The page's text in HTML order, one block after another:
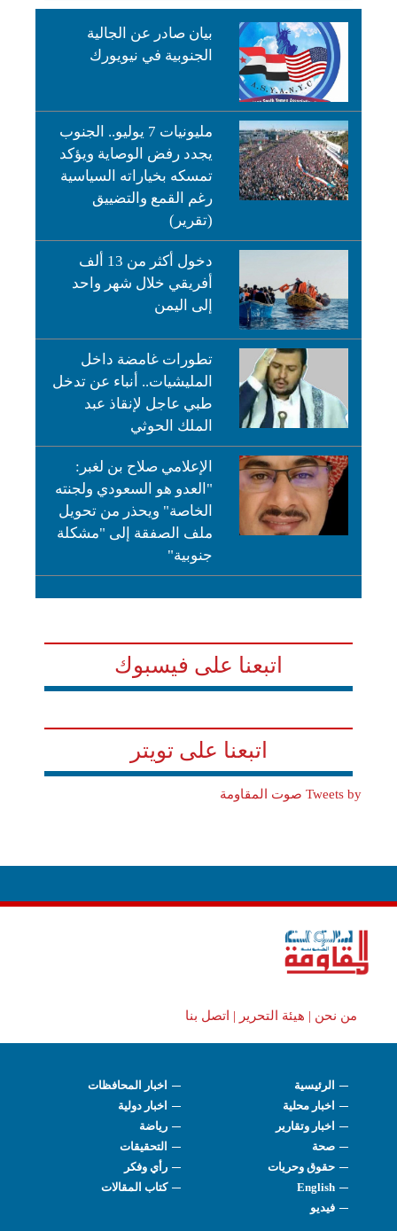
بيان صادر عن الجالية
الجنوبية في نيويورك
مليونيات 7 يوليو.. الجنوب
يجدد رفض الوصاية ويؤكد
تمسكه بخياراته السياسية
رغم القمع والتضييق
(تقرير)
دخول أكثر من 13 ألف
أفريقي خلال شهر واحد
إلى اليمن
تطورات غامضة داخل
المليشيات.. أنباء عن تدخل
طبي عاجل لإنقاذ عبد
الملك الحوثي
الإعلامي صلاح بن لغبر:
"العدو هو السعودي ولجنته
الخاصة" ويحذر من تحويل
ملف الصفقة إلى "مشكلة
جنوبية"
اتبعنا على فيسبوك
اتبعنا على تويتر
Tweets by صوت المقاومة
من نحن | هيئة التحرير | اتصل بنا
الرئيسية
اخبار المحافظات
اخبار محلية
اخبار دولية
اخبار وتقارير
رياضة
صحة
التحقيقات
حقوق وحريات
رأي وفكر
English
كتاب المقالات
فيديو